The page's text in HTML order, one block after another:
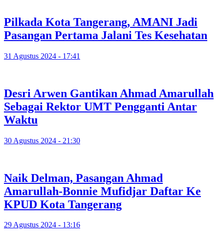
Pilkada Kota Tangerang, AMANI Jadi
Pasangan Pertama Jalani Tes Kesehatan
31 Agustus 2024 - 17:41
Desri Arwen Gantikan Ahmad Amarullah
Sebagai Rektor UMT Pengganti Antar
Waktu
30 Agustus 2024 - 21:30
Naik Delman, Pasangan Ahmad
Amarullah-Bonnie Mufidjar Daftar Ke
KPUD Kota Tangerang
29 Agustus 2024 - 13:16